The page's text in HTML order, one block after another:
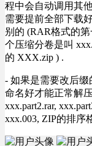
程中会自动调用其
需要提前全部下载
别的 (RAR格式的第
个压缩分卷是叫
的 XXX.zip ) .
- 如果是需要改后
命名好才能正常解
xxx.part2.rar,
xxx.003, ZIP的排序